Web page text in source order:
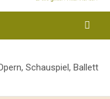
Schauspiel, Ballett